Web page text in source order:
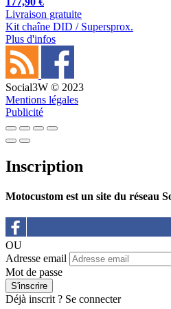
Livraison gratuite
Kit chaîne DID / Supersprox.
Plus d'infos
Social3W © 2023
Mentions légales
Publicité
Inscription
Motocustom est un site du réseau
OU
Adresse email
Mot de passe
Déjà inscrit ? Se connecter